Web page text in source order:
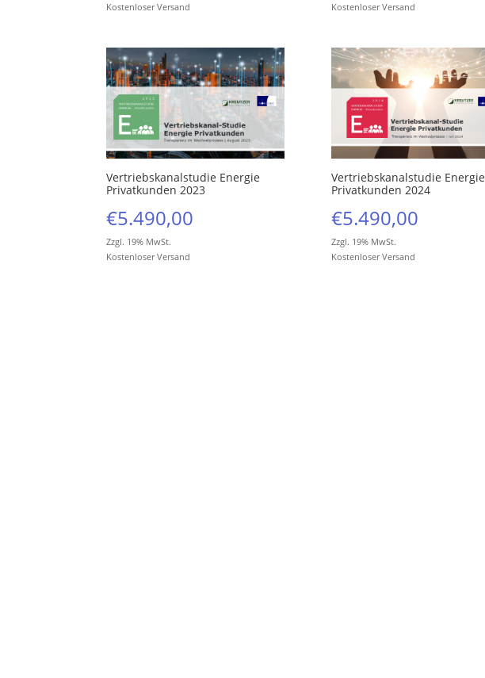
Kostenloser Versand
Kostenloser Versand
Vertriebskanalstudie Energie
Privatkunden 2023
€5.490,00
Zzgl. 19% MwSt.
Kostenloser Versand
Vertriebskanalstudie Energie
Privatkunden 2024
€5.490,00
Zzgl. 19% MwSt.
Kostenloser Versand